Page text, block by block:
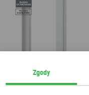
Zgody